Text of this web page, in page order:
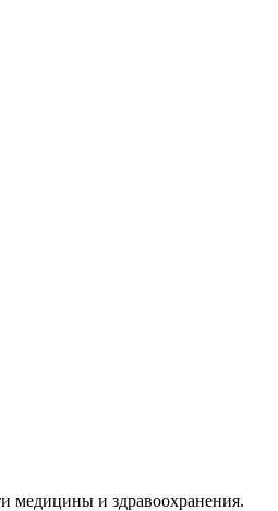
медицины и здравоохранения.